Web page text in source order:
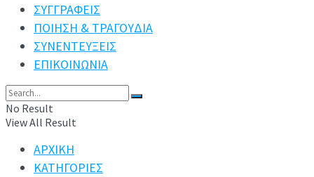
ΣΥΓΓΡΑΦΕΙΣ
ΠΟΙΗΣΗ & ΤΡΑΓΟΥΔΙΑ
ΣΥΝΕΝΤΕΥΞΕΙΣ
ΕΠΙΚΟΙΝΩΝΙΑ
No Result
View All Result
ΑΡΧΙΚΗ
ΚΑΤΗΓΟΡΙΕΣ